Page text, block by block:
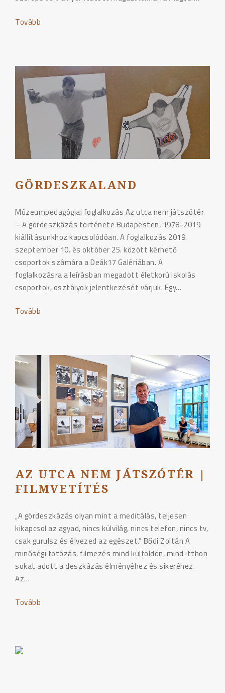
Tovább
GÖRDESZKALAND
Múzeumpedagógiai foglalkozás Az utca nem játszótér
– A gördeszkázás története Budapesten, 1978-2019
kiállításunkhoz kapcsolódóan. A foglalkozás 2019.
szeptember 10. és október 25. között kérhető
csoportok számára a Deák17 Galériában. A
foglalkozásra a leírásban megadott életkorú iskolás
csoportok, osztályok jelentkezését várjuk. Egy…
Tovább
AZ UTCA NEM JÁTSZÓTÉR |
FILMVETÍTÉS
„A gördeszkázás olyan mint a meditálás, teljesen
kikapcsol az agyad, nincs külvilág, nincs telefon, nincs tv,
csak gurulsz és élvezed az egészet.” Bődi Zoltán A
minőségi fotózás, filmezés mind külföldön, mind itthon
sokat adott a deszkázás élményéhez és sikeréhez.
Az…
Tovább